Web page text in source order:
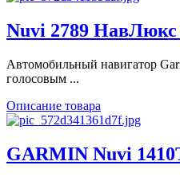
Nuvi 2789 НавЛюкс
Автомобильный навигатор
голосовым ...
Описание товара
GARMIN Nuvi